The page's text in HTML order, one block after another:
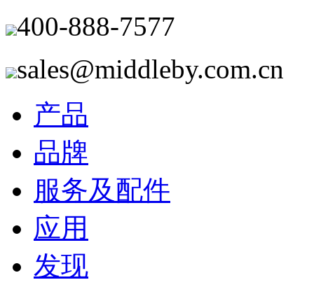
400-888-7577
sales@middleby.com.cn
产品
品牌
服务及配件
应用
发现